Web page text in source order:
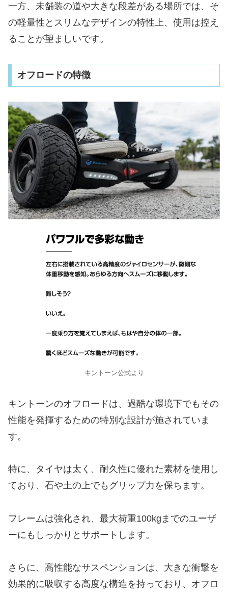
一方、未舗装の道や大きな段差がある場所では、そ
の軽量性とスリムなデザインの特性上、使用は控え
ることが望ましいです。
オフロードの特徴
キントーン公式より
キントーンのオフロードは、過酷な環境下でもその
性能を発揮するための特別な設計が施されていま
す。
特に、タイヤは太く、耐久性に優れた素材を使用し
ており、石や土の上でもグリップ力を保ちます。
フレームは強化され、最大荷重100kgまでのユーザ
ーにもしっかりとサポートします。
さらに、高性能なサスペンションは、大きな衝撃を
効果的に吸収する高度な構造を持っており、オフロ